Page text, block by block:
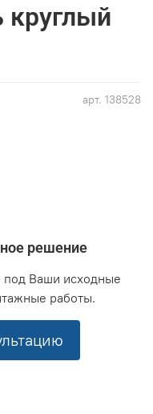
арт. 138528
решение
под Ваши исходные
работы.